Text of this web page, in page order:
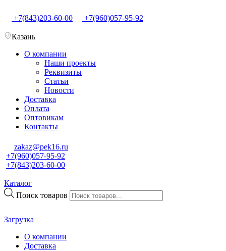
+7(843)203-60-00 +7(960)057-95-92
Казань
О компании
Наши проекты
Реквизиты
Статьи
Новости
Доставка
Оплата
Оптовикам
Контакты
zakaz@pek16.ru
+7(960)057-95-92
+7(843)203-60-00
Каталог
Поиск товаров
Загрузка
О компании
Доставка